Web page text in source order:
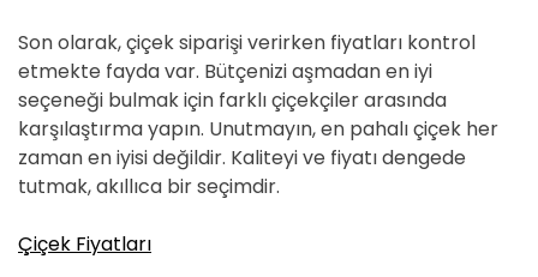
Son olarak, çiçek siparişi verirken fiyatları kontrol
etmekte fayda var. Bütçenizi aşmadan en iyi
seçeneği bulmak için farklı çiçekçiler arasında
karşılaştırma yapın. Unutmayın, en pahalı çiçek her
zaman en iyisi değildir. Kaliteyi ve fiyatı dengede
tutmak, akıllıca bir seçimdir.
Çiçek Fiyatları